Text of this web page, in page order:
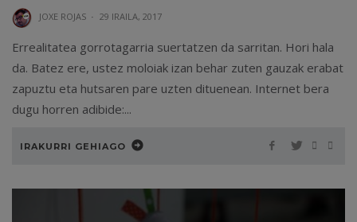
JOXE ROJAS · 29 IRAILA, 2017
Errealitatea gorrotagarria suertatzen da sarritan. Hori hala
da. Batez ere, ustez moloiak izan behar zuten gauzak erabat
zapuztu eta hutsaren pare uzten dituenean. Internet bera
dugu horren adibide:...
IRAKURRI GEHIAGO